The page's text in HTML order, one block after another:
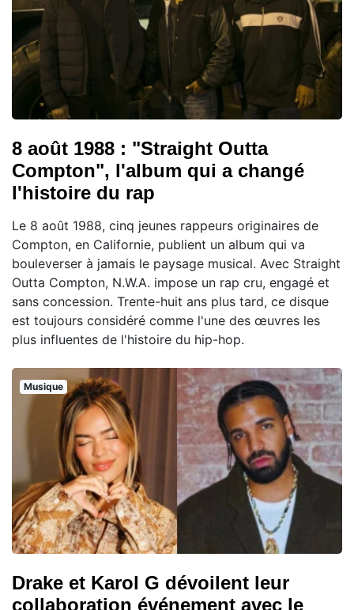
8 août 1988 : "Straight Outta
Compton", l'album qui a changé
l'histoire du rap
Le 8 août 1988, cinq jeunes rappeurs originaires de
Compton, en Californie, publient un album qui va
bouleverser à jamais le paysage musical. Avec Straight
Outta Compton, N.W.A. impose un rap cru, engagé et
sans concession. Trente-huit ans plus tard, ce disque
est toujours considéré comme l'une des œuvres les
plus influentes de l'histoire du hip-hop.
Musique
Drake et Karol G dévoilent leur
collaboration événement avec le